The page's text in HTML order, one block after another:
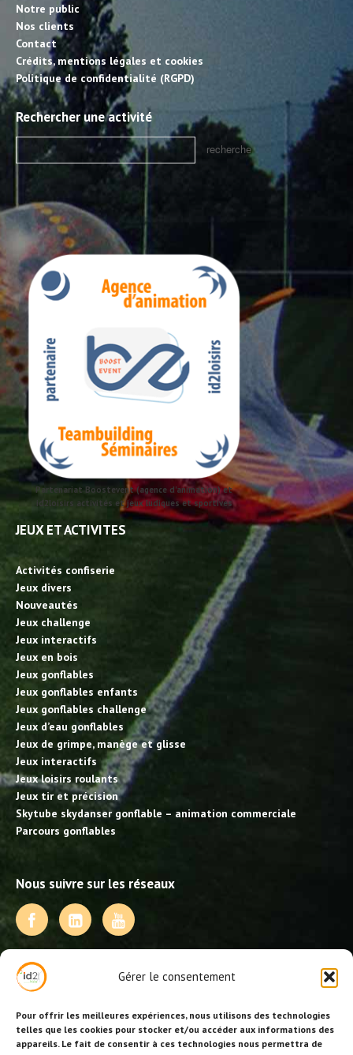
Gérer le consentement
Pour offrir les meilleures expériences, nous utilisons des technologies
telles que les cookies pour stocker et/ou accéder aux informations des
appareils. Le fait de consentir à ces technologies nous permettra de
Notre public
Nos clients
Contact
Crédits, mentions légales et cookies
Politique de confidentialité (RGPD)
Rechercher une activité
Partenariat Boostevent (agence d'animation) et
id2loisirs activités et jeux ludiques et sportives
JEUX ET ACTIVITES
Activités confiserie
Jeux divers
Nouveautés
Jeux challenge
Jeux interactifs
Jeux en bois
Jeux gonflables
Jeux gonflables enfants
Jeux gonflables challenge
Jeux d’eau gonflables
Jeux de grimpe, manège et glisse
Jeux interactifs
Jeux loisirs roulants
Jeux tir et précision
Skytube skydanser gonflable – animation commerciale
Parcours gonflables
Nous suivre sur les réseaux
NOS PRESTATIONS
Activités, jeux et animations BDE
Animations événementielles
Animations EVJF – EVJG
Animations hôtellerie